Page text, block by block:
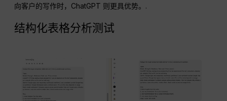
向客户的写作时，ChatGPT 则更具优势。.
结构化表格分析测试